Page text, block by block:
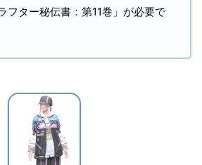
フター秘伝書：第11巻」が必要で